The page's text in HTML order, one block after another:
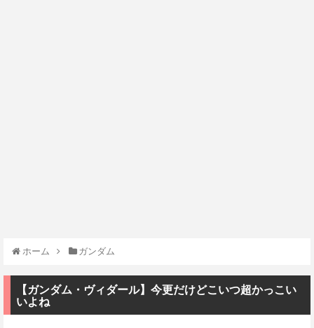
ホーム ガンダム
【ガンダム・ヴィダール】今更だけどこいつ超かっこい
いよね